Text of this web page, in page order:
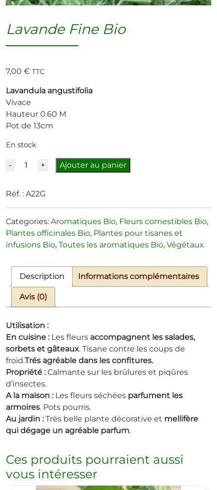
Lavande Fine Bio
7,00 € TTC
Lavandula angustifolia
Vivace
Hauteur 0.60 M
Pot de 13cm
En stock
Quantité Ajouter au panier
Réf. : A22G
Categories: Aromatiques Bio, Fleurs comestibles Bio,
Plantes officinales Bio, Plantes pour tisanes et
infusions Bio, Toutes les aromatiques Bio, Végétaux
Description Informations complémentaires
Avis (0)
Utilisation :
En cuisine : Les fleurs accompagnent les salades,
sorbets et gâteaux. Tisane contre les coups de
froid.Trés agréable dans les confitures.
Propriété : Calmante sur les brûlures et piqûres
d’insectes.
A la maison : Les fleurs séchées parfument les
armoires. Pots pourris.
Au jardin : Très belle plante décorative et mellifère
qui dégage un agréable parfum.
Ces produits pourraient aussi
vous intéresser